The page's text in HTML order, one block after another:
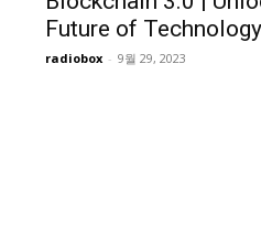
Future of Technology
radiobox - 9월 29, 2023